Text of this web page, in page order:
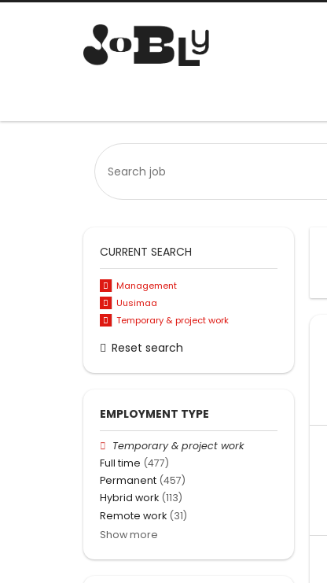
CURRENT SEARCH
Management
Uusimaa
Temporary & project work
Reset search
EMPLOYMENT TYPE
Temporary & project work
Full time (477)
Permanent (457)
Hybrid work (113)
Remote work (31)
Show more